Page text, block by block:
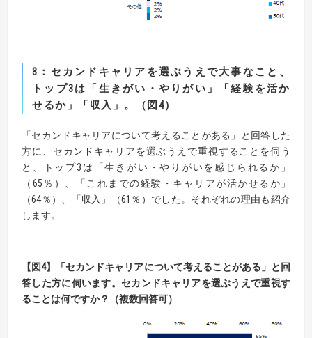
3 ： セカンドキャリアを選ぶうえで大事なこと、
トップ3は「生きがい・やりがい」「経験を活か
せるか」「収入」。
（図 4）
「セカンドキャリアについて考えることがある」と回答した
方に、セカンドキャリアを選ぶうえで重視することを伺う
と、トップ3は「生きがい・やりがいを感じられるか」
（65％）、「これまでの経験・キャリアが活かせるか」
（64％）、「収入」（61％）でした。それぞれの理由も紹介
します。
【 図4】
「セカンドキャリアについて考えることがある」と回
答した方に伺います。セカンドキャリアを選ぶうえで重視す
ることは何ですか？（複数回答可）